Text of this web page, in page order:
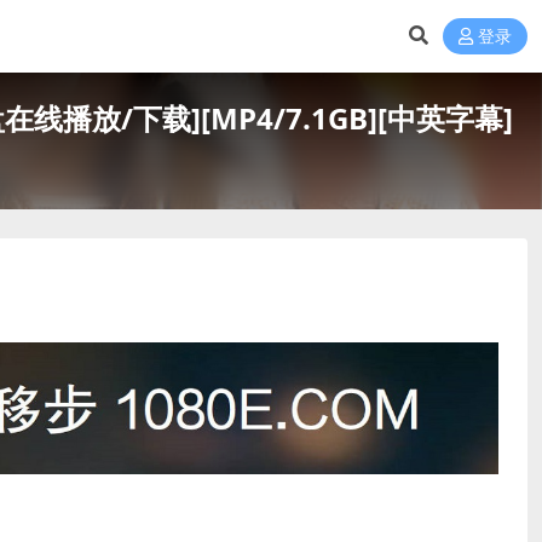
登录
线播放/下载][MP4/7.1GB][中英字幕]